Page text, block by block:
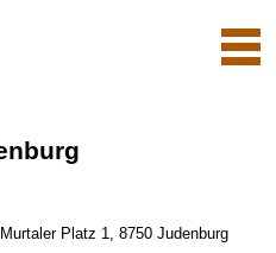
Platz 1, 8750 Judenburg